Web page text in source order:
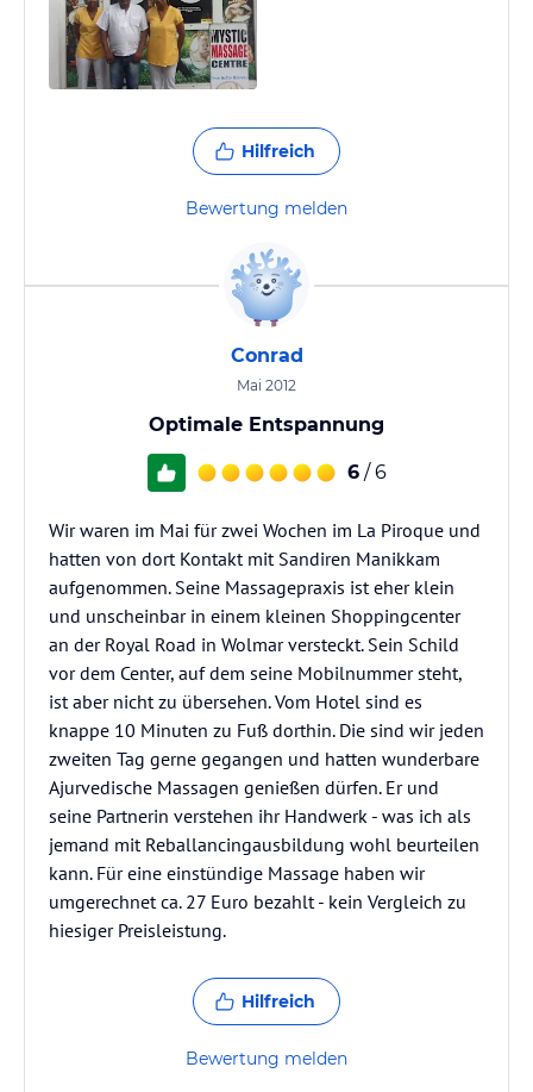
Hilfreich
Bewertung melden
Conrad
Mai 2012
Optimale Entspannung
6 / 6
Wir waren im Mai für zwei Wochen im La Piroque und
hatten von dort Kontakt mit Sandiren Manikkam
aufgenommen. Seine Massagepraxis ist eher klein
und unscheinbar in einem kleinen Shoppingcenter
an der Royal Road in Wolmar versteckt. Sein Schild
vor dem Center, auf dem seine Mobilnummer steht,
ist aber nicht zu übersehen. Vom Hotel sind es
knappe 10 Minuten zu Fuß dorthin. Die sind wir jeden
zweiten Tag gerne gegangen und hatten wunderbare
Ajurvedische Massagen genießen dürfen. Er und
seine Partnerin verstehen ihr Handwerk - was ich als
jemand mit Reballancingausbildung wohl beurteilen
kann. Für eine einstündige Massage haben wir
umgerechnet ca. 27 Euro bezahlt - kein Vergleich zu
hiesiger Preisleistung.
Hilfreich
Bewertung melden